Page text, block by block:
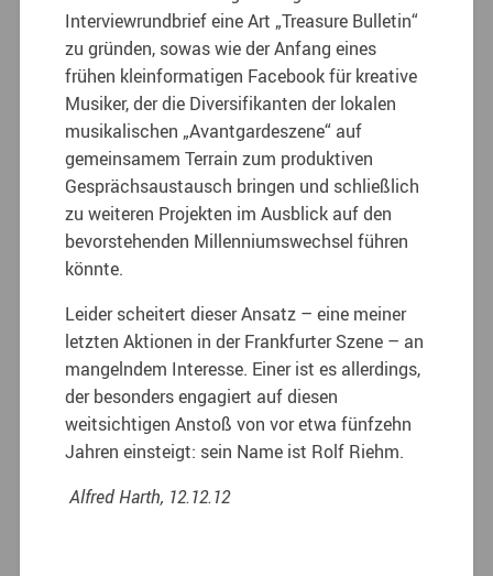
Interviewrundbrief eine Art „Treasure Bulletin“
zu gründen, sowas wie der Anfang eines
frühen kleinformatigen Facebook für kreative
Musiker, der die Diversifikanten der lokalen
musikalischen „Avantgardeszene“ auf
gemeinsamem Terrain zum produktiven
Gesprächsaustausch bringen und schließlich
zu weiteren Projekten im Ausblick auf den
bevorstehenden Millenniumswechsel führen
könnte.
Leider scheitert dieser Ansatz – eine meiner
letzten Aktionen in der Frankfurter Szene – an
mangelndem Interesse. Einer ist es allerdings,
der besonders engagiert auf diesen
weitsichtigen Anstoß von vor etwa fünfzehn
Jahren einsteigt: sein Name ist Rolf Riehm.
Alfred Harth, 12.12.12